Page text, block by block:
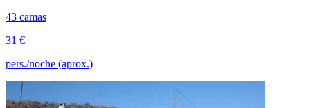
43 camas
31 €
pers./noche (aprox.)